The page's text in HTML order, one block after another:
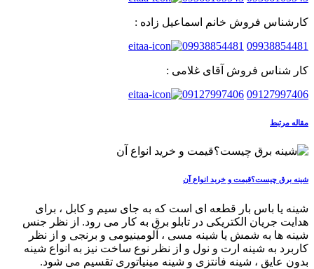
کارشناس فروش خانم اسماعیل زاده :
09938854481
09938854481
کار شناس فروش آقای غلامی :
09127997406
09127997406
مقاله مرتبط
شینه برق چیست؟قیمت و خرید انواع آن
شینه یا باس بار قطعه ای است که به جای سیم و کابل ، برای
هدایت جریان الکتریکی در تابلو برق به کار می رود. از نظر جنس
شینه ها به شمش یا شینه مسی ، آلومینیومی و برنجی و از نظر
کاربرد به شینه ارت و نول و از نظر نوع ساخت نیز به انواع شینه
بدون عایق ، شینه فانتزی و شینه مینیاتوری تقسیم می شود.